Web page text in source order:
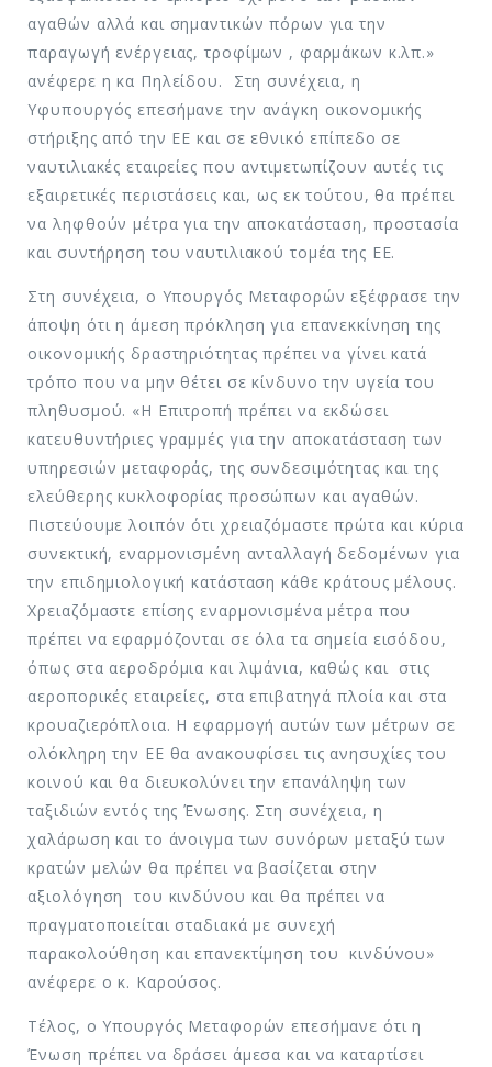
αγαθών αλλά και σημαντικών πόρων για την
παραγωγή ενέργειας, τροφίμων , φαρμάκων κ.λπ.»
ανέφερε η κα Πηλείδου. Στη συνέχεια, η
Υφυπουργός επεσήμανε την ανάγκη οικονομικής
στήριξης από την ΕΕ και σε εθνικό επίπεδο σε
ναυτιλιακές εταιρείες που αντιμετωπίζουν αυτές τις
εξαιρετικές περιστάσεις και, ως εκ τούτου, θα πρέπει
να ληφθούν μέτρα για την αποκατάσταση, προστασία
και συντήρηση του ναυτιλιακού τομέα της ΕΕ.
Στη συνέχεια, ο Υπουργός Μεταφορών εξέφρασε την
άποψη ότι η άμεση πρόκληση για επανεκκίνηση της
οικονομικής δραστηριότητας πρέπει να γίνει κατά
τρόπο που να μην θέτει σε κίνδυνο την υγεία του
πληθυσμού. «Η Επιτροπή πρέπει να εκδώσει
κατευθυντήριες γραμμές για την αποκατάσταση των
υπηρεσιών μεταφοράς, της συνδεσιμότητας και της
ελεύθερης κυκλοφορίας προσώπων και αγαθών.
Πιστεύουμε λοιπόν ότι χρειαζόμαστε πρώτα και κύρια
συνεκτική, εναρμονισμένη ανταλλαγή δεδομένων για
την επιδημιολογική κατάσταση κάθε κράτους μέλους.
Χρειαζόμαστε επίσης εναρμονισμένα μέτρα που
πρέπει να εφαρμόζονται σε όλα τα σημεία εισόδου,
όπως στα αεροδρόμια και λιμάνια, καθώς και στις
αεροπορικές εταιρείες, στα επιβατηγά πλοία και στα
κρουαζιερόπλοια. Η εφαρμογή αυτών των μέτρων σε
ολόκληρη την ΕΕ θα ανακουφίσει τις ανησυχίες του
κοινού και θα διευκολύνει την επανάληψη των
ταξιδιών εντός της Ένωσης. Στη συνέχεια, η
χαλάρωση και το άνοιγμα των συνόρων μεταξύ των
κρατών μελών θα πρέπει να βασίζεται στην
αξιολόγηση του κινδύνου και θα πρέπει να
πραγματοποιείται σταδιακά με συνεχή
παρακολούθηση και επανεκτίμηση του κινδύνου»
ανέφερε ο κ. Καρούσος.
Τέλος, ο Υπουργός Μεταφορών επεσήμανε ότι η
Ένωση πρέπει να δράσει άμεσα και να καταρτίσει